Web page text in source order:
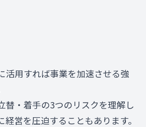
活用すれば事業を加速させる強
替・着手の3つのリスクを理解し
経営を圧迫することもあります。